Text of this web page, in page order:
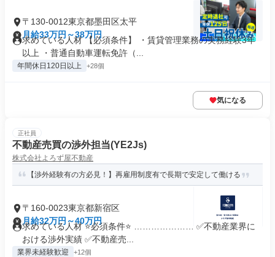
〒130-0012東京都墨田区太平
月給33万円～38万円
求めている人材 【必須条件】 ・賃貸管理業務の実務経験3年
以上 ・普通自動車運転免許（...
年間休日120日以上 +28個
気になる
正社員
不動産売買の渉外担当(YE2Js)
株式会社よろず屋不動産
【渉外経験有の方必見！】再雇用制度有で長期で安定して働ける
〒160-0023東京都新宿区
月給32万円～40万円
求めている人材 ⭐必須条件⭐ ………………… ✅不動産業界に
おける渉外実績 ✅不動産売...
業界未経験歓迎 +12個